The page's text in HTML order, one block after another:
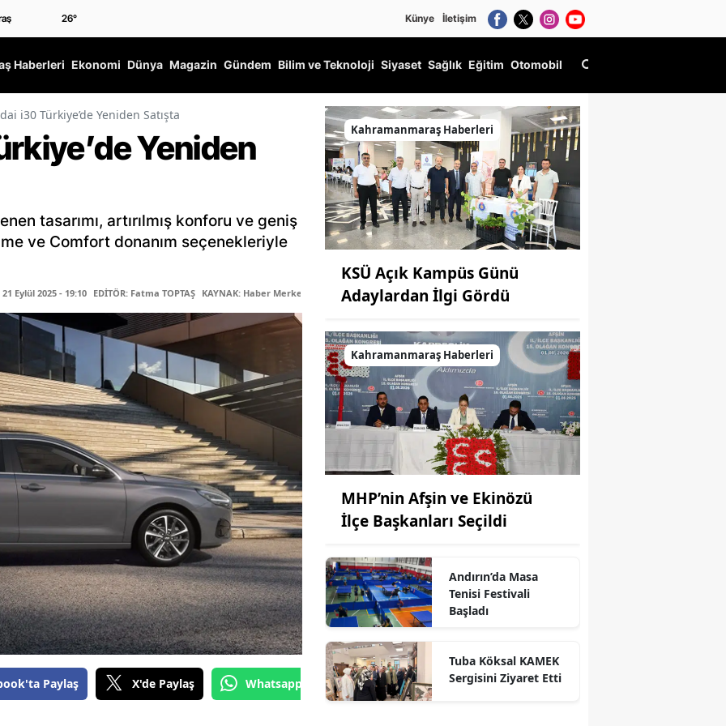
26° Künye İletişim
Haberleri Ekonomi Dünya Magazin Gündem Bilim ve Teknoloji Siyaset Sağlık Eğitim Otomobil
i30 Türkiye’de Yeniden Satışta
Yeniden
tasarımı, artırılmış konforu ve geniş
ve Comfort donanım seçenekleriyle
21 Eylül 2025 - 19:10 EDİTÖR: Fatma TOPTAŞ KAYNAK: Haber Merkezi
Paylaş X'de Paylaş Whatsapp'tan Gönder
Kahramanmaraş Haberleri
KSÜ Açık Kampüs Günü
Adaylardan İlgi Gördü
Kahramanmaraş Haberleri
MHP’nin Afşin ve Ekinözü
İlçe Başkanları Seçildi
Andırın’da Masa
Tenisi Festivali
Başladı
Tuba Köksal KAMEK
Sergisini Ziyaret Etti